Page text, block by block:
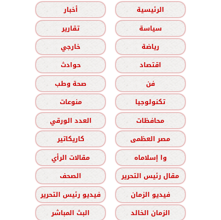
الرئيسية
أخبار
سياسة
تقارير
رياضة
خارجي
اقتصاد
حوادث
فن
صحة وطب
تكنولوجيا
منوعات
محافظات
العدد الورقي
مصر العظمى
كاريكاتير
وا إسلاماه
مقالات الرأي
مقال رئيس التحرير
الصحف
فيديو الزمان
فيديو رئيس التحرير
الزمان الخالد
البث المباشر